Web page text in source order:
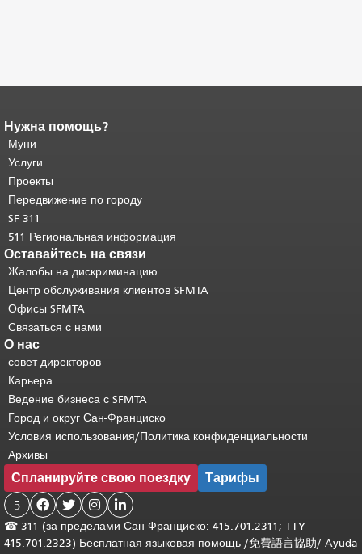
Конец содержимого
страницы.
страницы повторяется на каждой
странице.
основного содержимого .
Нужна помощь?
Муни
Услуги
Проекты
Передвижение по городу
SF 311
511 Региональная информация
Оставайтесь на связи
Жалобы на дискриминацию
Центр обслуживания клиентов SFMTA
Офисы SFMTA
Связаться с нами
О нас
совет директоров
Карьера
Ведение бизнеса с SFMTA
Город и округ Сан-Франциско
Условия использования/Политика конфиденциальности
Архивы
Спланируйте свою поездку Тарифы
5    
☎ 311 (за пределами Сан-Франциско: 415.701.2311; TTY
415.701.2323) Бесплатная языковая помощь /免費語言協助/ Ayuda